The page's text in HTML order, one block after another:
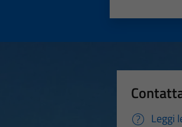
Leggi